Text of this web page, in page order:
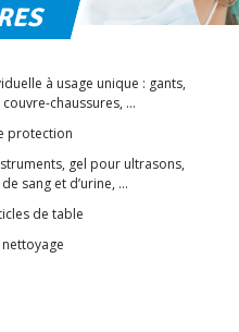
à usage unique : gants,
chaussures, …
protection
gel pour ultrasons,
sang et d’urine, …
de table